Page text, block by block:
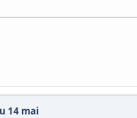
14 mai